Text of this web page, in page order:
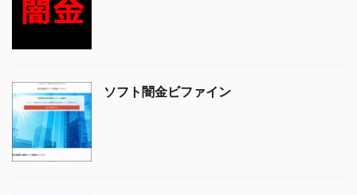
ソフト闇金ビファイン